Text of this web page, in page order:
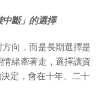
斷」的選擇
向，而是長期選擇是
緒牽著走，選擇讓資
定，會在十年、二十